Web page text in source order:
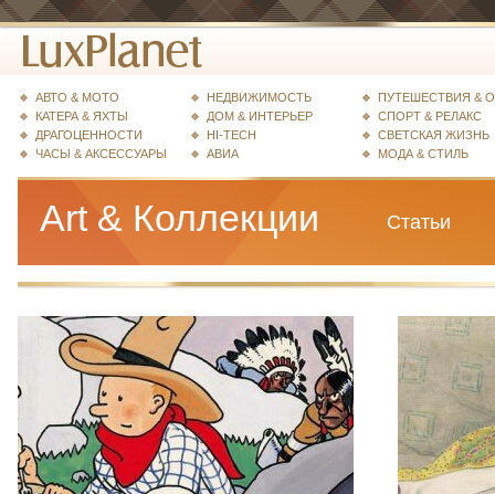
АВТО & МОТО
КАТЕРА & ЯХТЫ
ДРАГОЦЕННОСТИ
ЧАСЫ & АКСЕССУАРЫ
НЕДВИЖИМОСТЬ
ДОМ & ИНТЕРЬЕР
HI-TECH
АВИА
ПУТЕШЕСТВИЯ &
СПОРТ & РЕЛАКС
СВЕТСКАЯ ЖИЗНЬ
МОДА & СТИЛЬ
Art & Коллекции Статьи